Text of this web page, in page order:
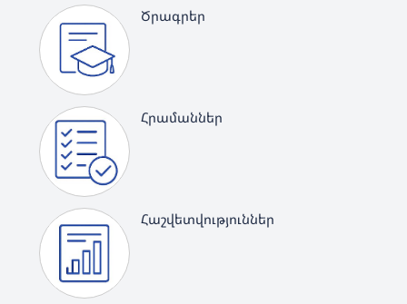
Ծրագրեր
Հրամաններ
Հաշվետվություններ